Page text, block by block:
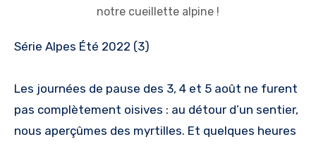
notre cueillette alpine !
Série Alpes Été 2022 (3)
Les journées de pause des 3, 4 et 5 août ne furent
pas complètement oisives : au détour d’un sentier,
nous aperçûmes des myrtilles. Et quelques heures